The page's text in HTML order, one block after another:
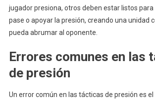
jugador presiona, otros deben estar listos
pase o apoyar la presión, creando una unidad
pueda abrumar al oponente.
Errores comunes en las
de presión
Un error común en las tácticas de presión es